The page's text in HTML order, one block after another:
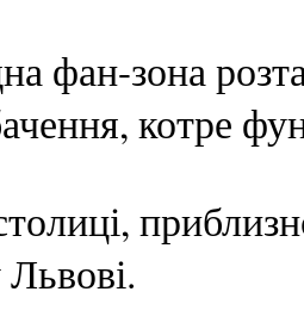
фан-зона
котре